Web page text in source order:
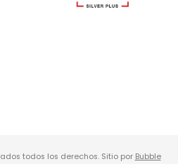
todos los derechos. Sitio por Bubble